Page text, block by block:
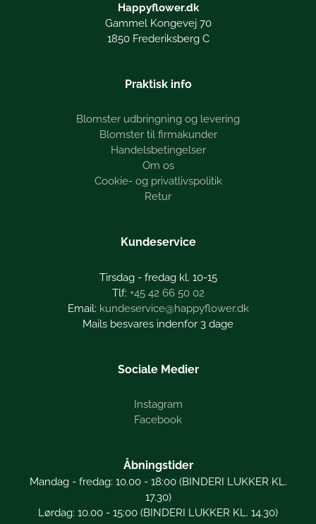
Happyflower.dk
Gammel Kongevej 70
1850 Frederiksberg C
Praktisk info
Blomster udbringning og levering
Blomster til firmakunder
Handelsbetingelser
Om os
Cookie- og privatlivspolitik
Retur
Kundeservice
Tirsdag - fredag kl. 10-15
+45 42 66 50 02
kundeservice@happyflower.dk
Mails besvares indenfor 3 dage
Sociale Medier
Instagram
Facebook
Åbningstider
Mandag - fredag: 10.00 - 18:00 (BINDERI LUKKER KL.
17.30)
Lørdag: 10.00 - 15:00 (BINDERI LUKKER KL. 14.30)